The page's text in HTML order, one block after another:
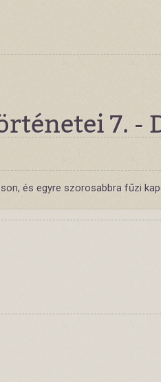
7. -
és egyre szorosabbra fűzi